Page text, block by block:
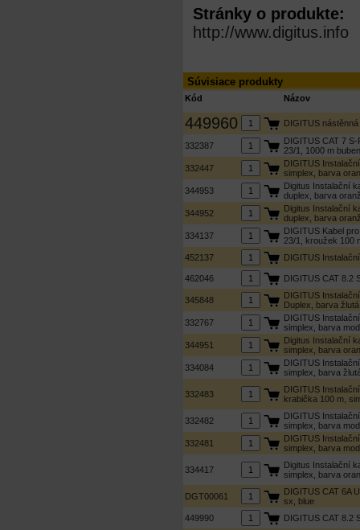
Stránky o produkte:
http://www.digitus.info
Súvisiace produkty
Kód Názov
449960 DIGITUS
332387
DIGITUS CAT 7
23/1, 1000 m
332447
DIGITUS
simplex, barva
344953
Digitus Instalační
duplex, barva
344952
Digitus Instalační
duplex, barva
334137
DIGITUS Kabel
23/1, kroužek 100
452137
DIGITUS
462046 DIGITUS CAT 8.2
345848
DIGITUS
Duplex, barva žlutá
332767
DIGITUS
simplex, barva
344951
Digitus Instalační
simplex, barva
334084
DIGITUS
simplex, barva
332483
DIGITUS
krabička 100 m,
332482
DIGITUS
simplex, barva
332481
DIGITUS
simplex, barva
334417
Digitus Instalační
simplex, barva
DGT00061
DIGITUS CAT 6A
sx, blue
449990
DIGITUS CAT 8.2